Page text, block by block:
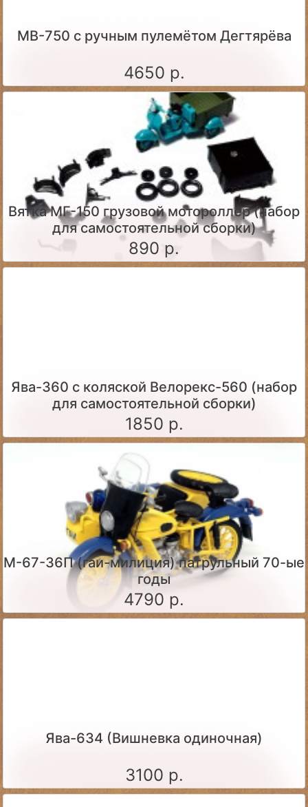
МВ-750 с ручным пулемётом Дегтярёва
4650 р.
Вятка МГ-150 грузовой мотороллер (набор
для самостоятельной сборки)
890 р.
Ява-360 c коляской Велорекс-560 (набор
для самостоятельной сборки)
1850 р.
М-67-36П (гаи-милиция) патрульный 70-ые
годы
4790 р.
Ява-634 (Вишневка одиночная)
3100 р.